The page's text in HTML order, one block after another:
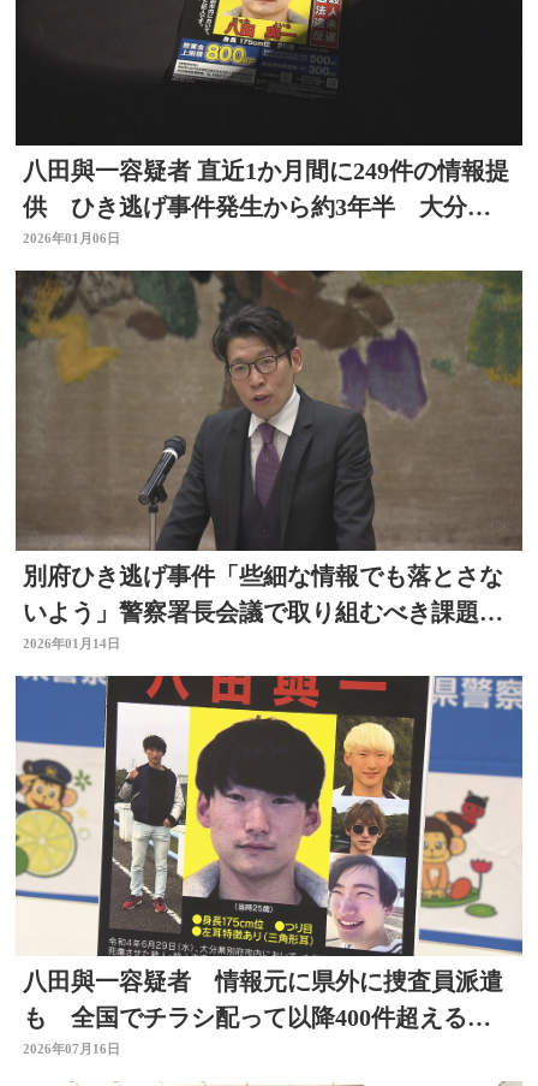
八田與一容疑者 直近1か月間に249件の情報提
供 ひき逃げ事件発生から約3年半 大分県
別府市
2026年01月06日
別府ひき逃げ事件「些細な情報でも落とさな
いよう」警察署長会議で取り組むべき課題確
認 大分
2026年01月14日
八田與一容疑者 情報元に県外に捜査員派遣
も 全国でチラシ配って以降400件超える情
報 大分
2026年07月16日